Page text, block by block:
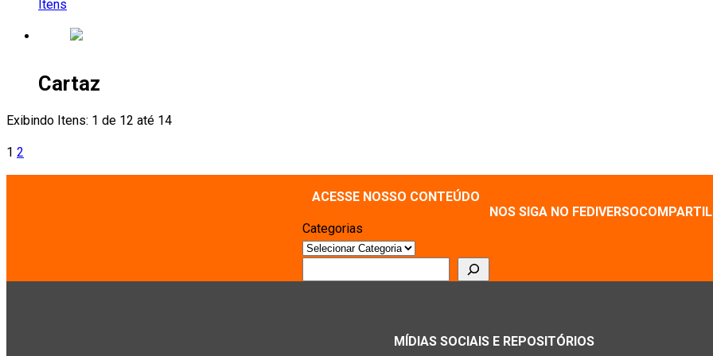
Itens
Cartaz
Exibindo Itens: 1 de 12 até 14
1 2
ACESSE NOSSO CONTEÚDO
Categorias
NOS SIGA NO FEDIVERSO
MÍDIAS SOCIAIS E REPOSITÓRIOS